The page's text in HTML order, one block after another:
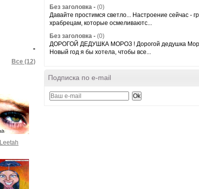
-
Все (12)
Leetah
Без заголовка - (0)
Давайте простимся светло... Настроение сейчас -
храбрецам, которые осмеливаютс...
Без заголовка - (0)
ДОРОГОЙ ДЕДУШКА МОРОЗ ! Дорогой дедушка
Новый год я бы хотела, чтобы все...
Подписка по e-mail